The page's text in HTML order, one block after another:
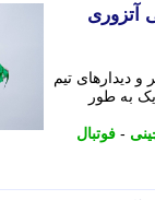
آتزوری
و دیدارهای تیم
به طور
- فوتبال